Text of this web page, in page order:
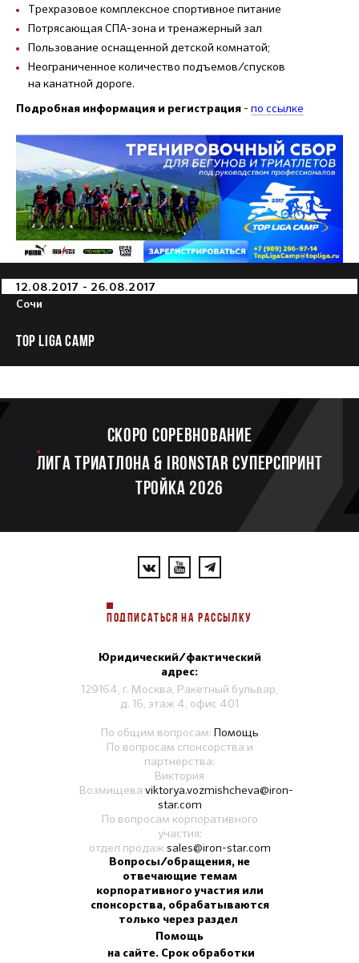
Трехразовое комплексное спортивное питание
Потрясающая СПА-зона и тренажерный зал
Пользование оснащенной детской комнатой;
Неограниченное количество подъемов/спусков
на канатной дороге.
Подробная информация и регистрация - по ссылке
12.08.2017 - 26.08.2017
Сочи
TOP LIGA CAMP
Скоро соревнование
ЛИГА ТРИАТЛОНА & IRONSTAR СУПЕРСПРИНТ
ТРОЙКА 2026
ПОДПИСАТЬСЯ НА РАССЫЛКУ
Юридический/фактический
адрес:
129164, г. Москва, Ракетный бульвар,
д. 16, этаж 4, офис 401
По общим вопросам: Помощь
По вопросам спонсорства и
партнерства:
Виктория
Возмищева viktorya.vozmishcheva@iron-
star.com
По вопросам корпоративного
участия:
отдел продаж sales@iron-star.com
Вопросы/обращения, не
отвечающие темам
корпоративного участия или
спонсорства, обрабатываются
только через раздел
Помощь
на сайте. Срок обработки